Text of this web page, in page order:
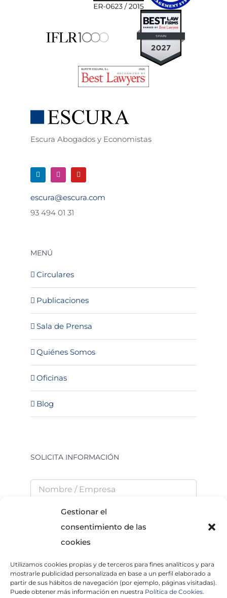
Gestionar el
consentimiento de las
cookies
Utilizamos cookies propias y de terceros para fines analíticos y para
mostrarle publicidad personalizada en base a un perfil elaborado a
partir de sus hábitos de navegación (por ejemplo, páginas visitadas).
Puede obtener más información en nuestra Política de Cookies.
Escura Abogados y Economistas
escura@escura.com
93 494 01 31
MENÚ
Circulares
Publicaciones
Sala de Prensa
Quiénes Somos
Oficinas
Blog
SOLICITA INFORMACIÓN
He leído y acepto laPolítica de Privacidad